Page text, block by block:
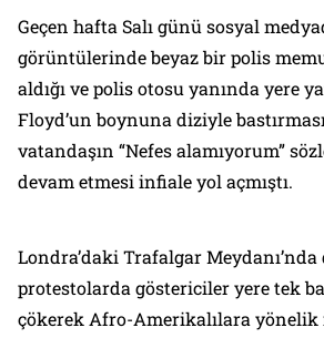
Geçen hafta Salı günü sosyal
görüntülerinde beyaz bir polis
aldığı ve polis otosu yanında yere
Floyd’un boynuna diziyle
vatandaşın “Nefes alamıyorum”
devam etmesi infiale yol açmıştı.
Londra’daki Trafalgar
protestolarda göstericiler yere tek
çökerek Afro-Amerikalılara yönelik